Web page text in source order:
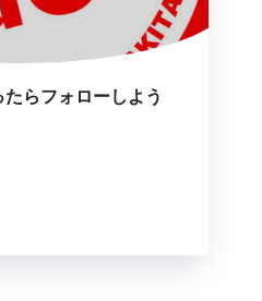
らフォローしよう